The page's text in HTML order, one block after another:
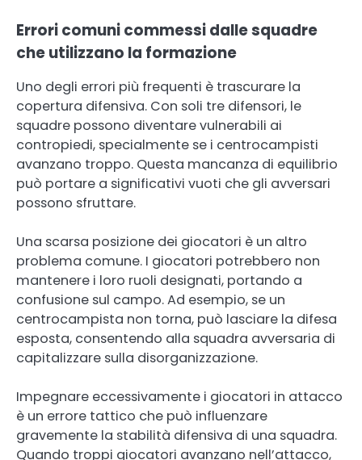
Errori comuni commessi dalle squadre
che utilizzano la formazione
Uno degli errori più frequenti è trascurare la
copertura difensiva. Con soli tre difensori, le
squadre possono diventare vulnerabili ai
contropiedi, specialmente se i centrocampisti
avanzano troppo. Questa mancanza di equilibrio
può portare a significativi vuoti che gli avversari
possono sfruttare.
Una scarsa posizione dei giocatori è un altro
problema comune. I giocatori potrebbero non
mantenere i loro ruoli designati, portando a
confusione sul campo. Ad esempio, se un
centrocampista non torna, può lasciare la difesa
esposta, consentendo alla squadra avversaria di
capitalizzare sulla disorganizzazione.
Impegnare eccessivamente i giocatori in attacco
è un errore tattico che può influenzare
gravemente la stabilità difensiva di una squadra.
Quando troppi giocatori avanzano nell’attacco,